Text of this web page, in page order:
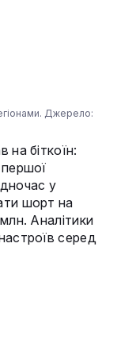
Джерело:
на біткоїн:
у
шорт на
Аналітики
серед